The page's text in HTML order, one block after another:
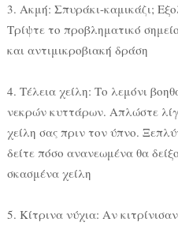
3. Ακμή: Σπυράκι-καμικάζι;
Τρίψτε το προβληματικό
και αντιμικροβιακή δράση
4. Τέλεια χείλη: Το λεμόνι
νεκρών κυττάρων. Απλώστε
χείλη σας πριν τον ύπνο.
δείτε πόσο ανανεωμένα θα
σκασμένα χείλη
5. Κίτρινα νύχια: Αν